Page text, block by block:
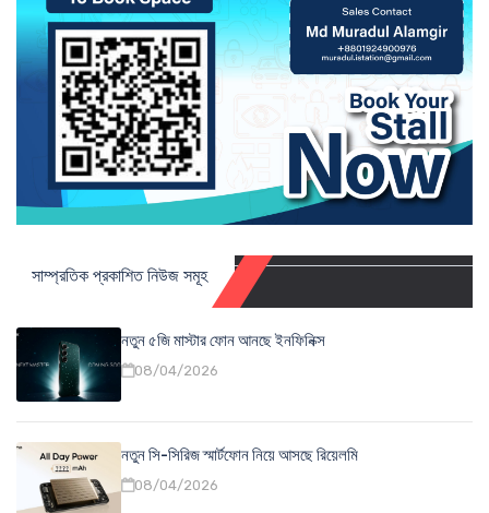
সাম্প্রতিক প্রকাশিত নিউজ সমূহ
নতুন ৫জি মাস্টার ফোন আনছে ইনফিনিক্স
08/04/2026
নতুন সি-সিরিজ স্মার্টফোন নিয়ে আসছে রিয়েলমি
08/04/2026